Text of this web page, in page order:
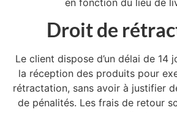
Droit de
Le client dispose d’un délai de 14
la réception des produits pour
rétractation, sans avoir à justifier
de pénalités. Les frais de retour